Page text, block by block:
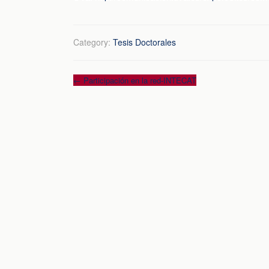
Category: Tesis Doctorales
Post
← Participación en la red-INTECAT